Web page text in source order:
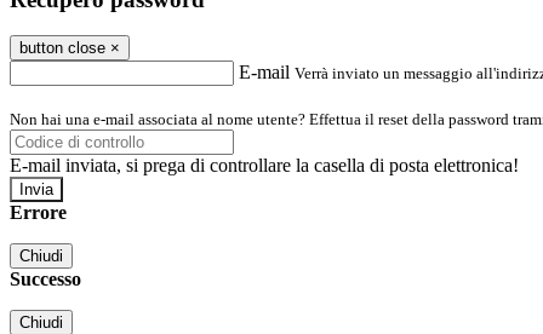
button close ×
E-mail Verrà inviato un messaggio
Non hai una e-mail associata al nome utente? Effettua il reset della password
E-mail inviata, si prega di controllare la casella di posta elettronica!
Errore
Chiudi
Successo
Chiudi